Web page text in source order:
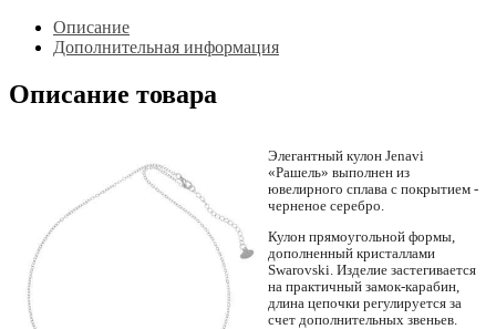
Описание
Дополнительная информация
Описание товара
Элегантный кулон Jenavi
«Рашель» выполнен из
ювелирного сплава с покрытием -
черненое серебро.
Кулон прямоугольной формы,
дополненный кристаллами
Swarovski. Изделие застегивается
на практичный замок-карабин,
длина цепочки регулируется за
счет дополнительных звеньев.